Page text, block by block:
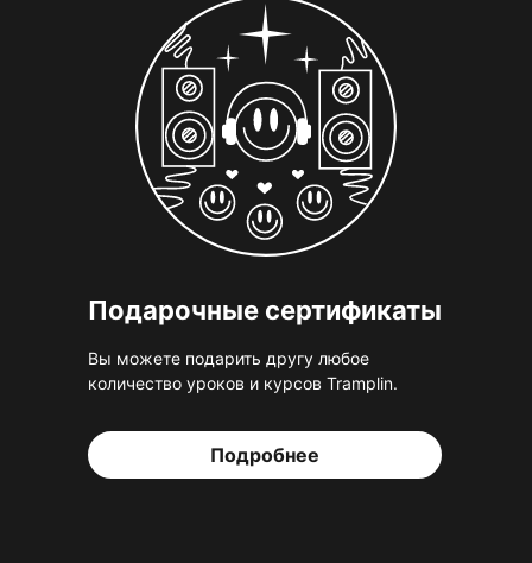
Подарочные сертификаты
Вы можете подарить другу любое
количество уроков и курсов Tramplin.
Подробнее